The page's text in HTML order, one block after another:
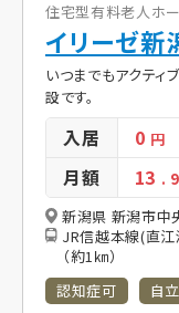
住宅型有料老人ホ
イリーゼ新
いつまでもアクティ
設です。
入居 0 円
月額 13 .
新潟県 新潟市中
JR信越本線(直
（約1㎞）
認知症可
自